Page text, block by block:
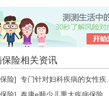
保险相关资讯
险] 专门针对妇科疾病的女性疾...
人保出口货物运输保险